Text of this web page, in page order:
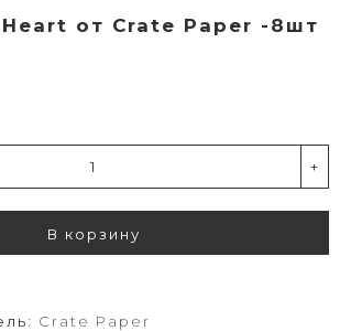
от Crate Paper -8шт
+
В корзину
Crate Paper